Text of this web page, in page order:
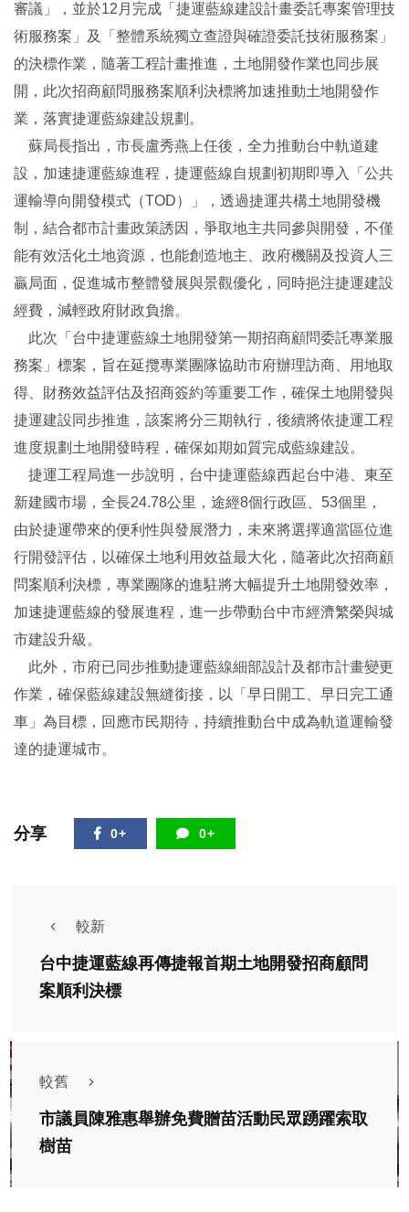
審議」，並於12月完成「捷運藍線建設計畫委託專案管理技
術服務案」及「整體系統獨立查證與確證委託技術服務案」
的決標作業，隨著工程計畫推進，土地開發作業也同步展
開，此次招商顧問服務案順利決標將加速推動土地開發作
業，落實捷運藍線建設規劃。
蘇局長指出，市長盧秀燕上任後，全力推動台中軌道建
設，加速捷運藍線進程，捷運藍線自規劃初期即導入「公共
運輸導向開發模式（TOD）」，透過捷運共構土地開發機
制，結合都市計畫政策誘因，爭取地主共同參與開發，不僅
能有效活化土地資源，也能創造地主、政府機關及投資人三
贏局面，促進城市整體發展與景觀優化，同時挹注捷運建設
經費，減輕政府財政負擔。
此次「台中捷運藍線土地開發第一期招商顧問委託專業服
務案」標案，旨在延攬專業團隊協助市府辦理訪商、用地取
得、財務效益評估及招商簽約等重要工作，確保土地開發與
捷運建設同步推進，該案將分三期執行，後續將依捷運工程
進度規劃土地開發時程，確保如期如質完成藍線建設。
捷運工程局進一步說明，台中捷運藍線西起台中港、東至
新建國市場，全長24.78公里，途經8個行政區、53個里，
由於捷運帶來的便利性與發展潛力，未來將選擇適當區位進
行開發評估，以確保土地利用效益最大化，隨著此次招商顧
問案順利決標，專業團隊的進駐將大幅提升土地開發效率，
加速捷運藍線的發展進程，進一步帶動台中市經濟繁榮與城
市建設升級。
此外，市府已同步推動捷運藍線細部設計及都市計畫變更
作業，確保藍線建設無縫銜接，以「早日開工、早日完工通
車」為目標，回應市民期待，持續推動台中成為軌道運輸發
達的捷運城市。
分享 0+ 0+
較新
台中捷運藍線再傳捷報首期土地開發招商顧問
案順利決標
較舊
市議員陳雅惠舉辦免費贈苗活動民眾踴躍索取
樹苗